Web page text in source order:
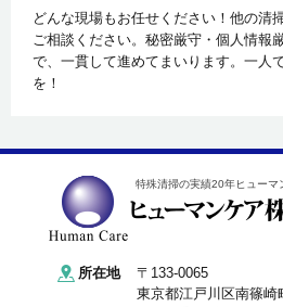
どんな現場もお任せください！他の清
ご相談ください。秘密厳守・個人情報
で、一貫して進めてまいります。一人
を！
特殊清掃の実績20年ヒューマ
所在地
〒133-0065
東京都江戸川区南篠崎